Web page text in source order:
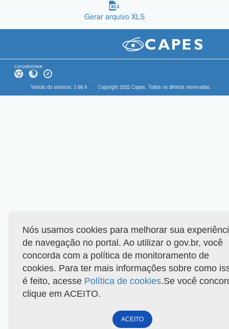
Gerar arquivo XLS
Compatibilidade
Versão do sistema: 3.88.9 Copyright 2022 Capes. Todos os direitos reservados.
Nós usamos cookies para melhorar sua
de navegação no portal. Ao utilizar o gov.br, você
concorda com a política de monitoramento de
cookies. Para ter mais informações sobre como
é feito, acesse Política de cookies.Se você
clique em ACEITO.
ACEITO